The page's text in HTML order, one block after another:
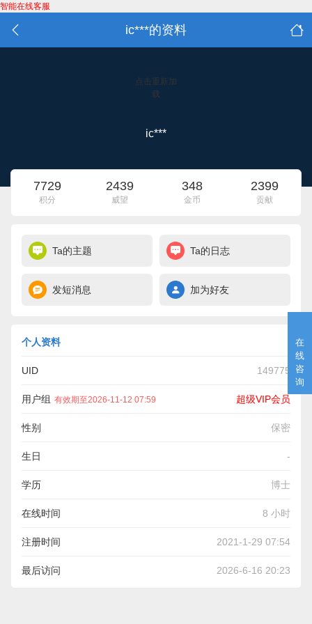
智能在线客服
在
线
咨
询
ic***的资料
点击重新加
载
ic***
7729
积分
2439
威望
348
金币
2399
贡献
Ta的主题 Ta的日志
发短消息 加为好友
个人资料
UID 149775
用户组 有效期至2026-11-12 07:59 超级VIP会员
性别 保密
生日 -
学历 博士
在线时间 8 小时
注册时间 2021-1-29 07:54
最后访问 2026-6-16 20:23